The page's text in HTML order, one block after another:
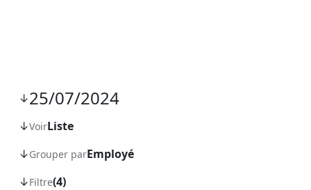
↓25/07/2024
↓VoirListe
↓Grouper parEmployé
↓Filtre(4)